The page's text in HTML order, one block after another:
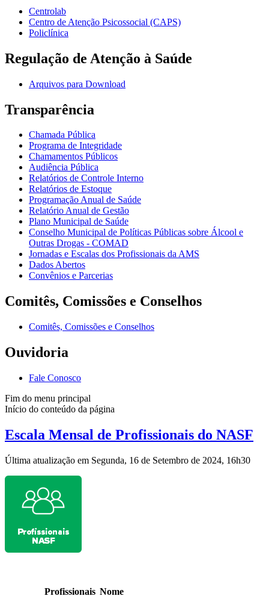
Centrolab
Centro de Atenção Psicossocial (CAPS)
Policlínica
Regulação de Atenção à Saúde
Arquivos para Download
Transparência
Chamada Pública
Programa de Integridade
Chamamentos Públicos
Audiência Pública
Relatórios de Controle Interno
Relatórios de Estoque
Programação Anual de Saúde
Relatório Anual de Gestão
Plano Municipal de Saúde
Conselho Municipal de Políticas Públicas sobre Álcool e
Outras Drogas - COMAD
Jornadas e Escalas dos Profissionais da AMS
Dados Abertos
Convênios e Parcerias
Comitês, Comissões e Conselhos
Comitês, Comissões e Conselhos
Ouvidoria
Fale Conosco
Fim do menu principal
Início do conteúdo da página
Escala Mensal de Profissionais do NASF
Última atualização em Segunda, 16 de Setembro de 2024, 16h30
Profissionais Nome